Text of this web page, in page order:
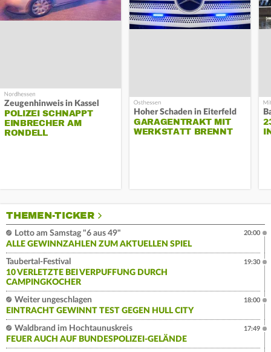
Zeugenhinweis in Kassel
POLIZEI SCHNAPPT
EINBRECHER AM
RONDELL
Hoher Schaden in Eiterfeld
GARAGENTRAKT MIT
WERKSTATT BRENNT
THEMEN-TICKER
Lotto am Samstag "6 aus 49"
ALLE GEWINNZAHLEN ZUM AKTUELLEN SPIEL
20:00
Taubertal-Festival
10 VERLETZTE BEI VERPUFFUNG DURCH
CAMPINGKOCHER
19:30
Weiter ungeschlagen
EINTRACHT GEWINNT TEST GEGEN HULL CITY
18:00
Waldbrand im Hochtaunuskreis
FEUER AUCH AUF BUNDESPOLIZEI-GELÄNDE
17:49